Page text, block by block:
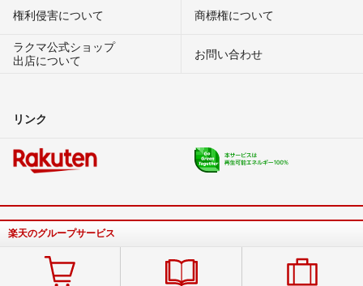
権利侵害について
商標権について
ラクマ公式ショップ
出店について
お問い合わせ
リンク
楽天のグループサービス